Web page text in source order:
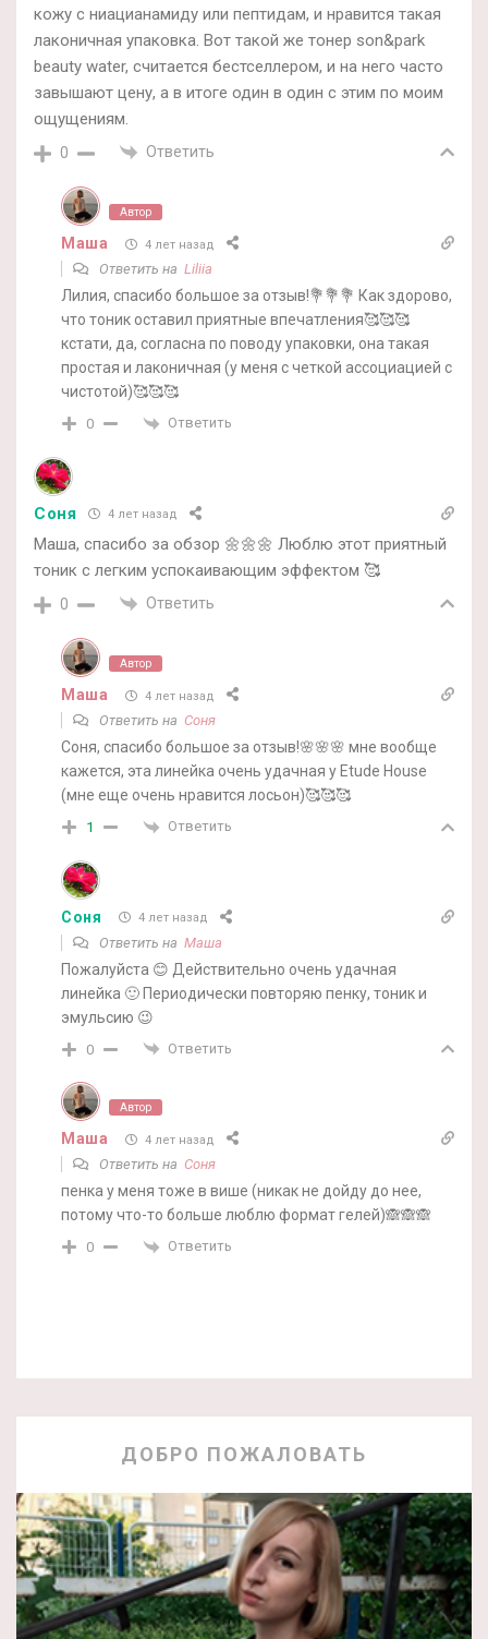
кожу с ниацианамиду или пептидам, и нравится такая
лаконичная упаковка. Вот такой же тонер son&park
beauty water, считается бестселлером, и на него часто
завышают цену, а в итоге один в один с этим по моим
ощущениям.
0 Ответить
Автор
Маша 4 лет назад
Ответить на Liliia
Лилия, спасибо большое за отзыв!💐💐💐 Как здорово,
что тоник оставил приятные впечатления🥰🥰🥰
кстати, да, согласна по поводу упаковки, она такая
простая и лаконичная (у меня с четкой ассоциацией с
чистотой)🥰🥰🥰
0 Ответить
Соня 4 лет назад
Маша, спасибо за обзор 🌼🌼🌼 Люблю этот приятный
тоник с легким успокаивающим эффектом 🥰
0 Ответить
Автор
Маша 4 лет назад
Ответить на Соня
Соня, спасибо большое за отзыв!🌸🌸🌸 мне вообще
кажется, эта линейка очень удачная у Etude House
(мне еще очень нравится лосьон)🥰🥰🥰
1 Ответить
Соня 4 лет назад
Ответить на Маша
Пожалуйста 😊 Действительно очень удачная
линейка 🙂 Периодически повторяю пенку, тоник и
эмульсию 😉
0 Ответить
Автор
Маша 4 лет назад
Ответить на Соня
пенка у меня тоже в више (никак не дойду до нее,
потому что-то больше люблю формат гелей)🙈🙈🙈
0 Ответить
ДОБРО ПОЖАЛОВАТЬ